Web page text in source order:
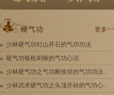
更多>>
少林硬气功钉山开石的气功功法
硬气功银枪刺喉的气功心法
少林硬气功之气功断铁丝的气功功法..
少林武术硬气功之头顶开砖的气功心..